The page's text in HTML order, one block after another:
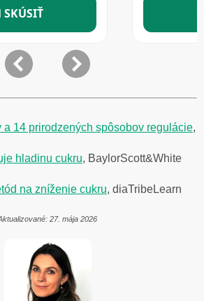
a 14 prirodzených spôsobov regulácie,
hladinu cukru, BaylorScott&White
na zníženie cukru, diaTribeLearn
27. mája 2026